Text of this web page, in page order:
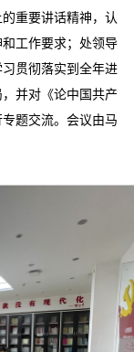
重要讲话精神，认
工作要求；处领导
贯彻落实到全年进
并对《论中国共产
题交流。会议由马